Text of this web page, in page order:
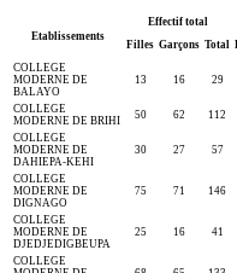
Etablissements
Effectif total
Filles Garçons Total
COLLEGE
MODERNE DE
BALAYO
13 16 29
COLLEGE
MODERNE DE BRIHI
50 62 112
COLLEGE
MODERNE DE
DAHIEPA-KEHI
30 27 57
COLLEGE
MODERNE DE
DIGNAGO
75 71 146
COLLEGE
MODERNE DE
DJEDJEDIGBEUPA
25 16 41
COLLEGE